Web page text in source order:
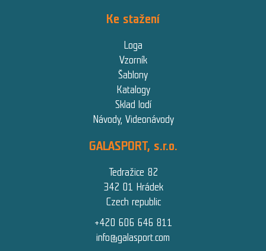
Ke stažení
Loga
Vzorník
Šablony
Katalogy
Sklad lodí
Návody, Videonávody
GALASPORT, s.r.o.
Tedražice 82
342 01 Hrádek
Czech republic
+420 606 646 811
info@galasport.com